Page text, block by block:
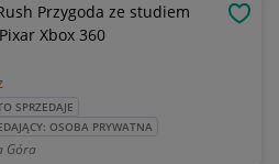
Przygoda ze studiem
Xbox 360
SPRZEDAJE
OSOBA PRYWATNA
Góra